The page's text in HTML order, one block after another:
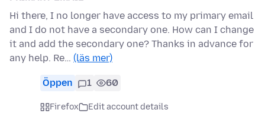
Hi there, I no longer have access to my primary email
and I do not have a secondary one. How can I change
it and add the secondary one? Thanks in advance for
any help. Re… (läs mer)
Öppen 1 60
Firefox
Edit account details